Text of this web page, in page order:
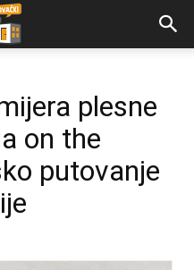
plesne
on the
putovanje